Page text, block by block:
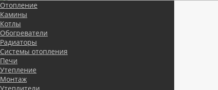
Отопление
Камины
Котлы
Обогреватели
Радиаторы
Системы отопления
Печи
Утепление
Монтаж